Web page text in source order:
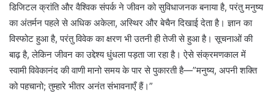
डिजिटल क्रांति और वैश्विक संपर्क ने जीवन को सुविधाजनक बनाया है, परंतु मनुष्य
का अंतर्मन पहले से अधिक अकेला, अस्थिर और बेचैन दिखाई देता है। ज्ञान का
विस्फोट हुआ है, परंतु विवेक का क्षरण भी उतनी ही तेजी से हुआ है। सूचनाओं की
बाढ़ है, लेकिन जीवन का उद्देश्य धुंधला पड़ता जा रहा है। ऐसे संक्रमणकाल में
स्वामी विवेकानंद की वाणी मानो समय के पार से पुकारती है—”मनुष्य, अपनी शक्ति
को पहचानो; तुम्हारे भीतर अनंत संभावनाएँ हैं।”